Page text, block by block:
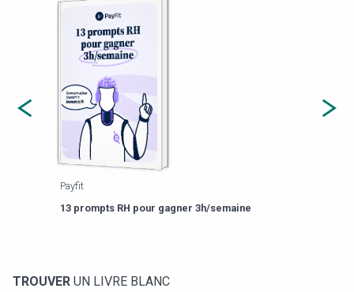
Payfit
13 prompts RH pour gagner 3h/semaine
TROUVER UN LIVRE BLANC